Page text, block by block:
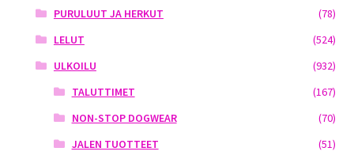
PURULUUT JA HERKUT
(78)
LELUT
(524)
ULKOILU
(932)
TALUTTIMET
(167)
NON-STOP DOGWEAR
(70)
JALEN TUOTTEET
(51)